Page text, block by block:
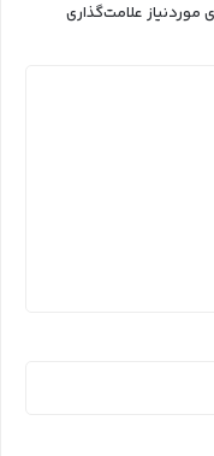
علامت‌گذاری